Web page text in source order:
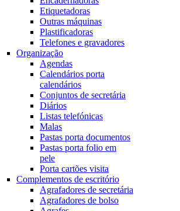
Etiquetadoras
Outras máquinas
Plastificadoras
Telefones e gravadores
Organização
Agendas
Calendários porta
calendários
Conjuntos de secretária
Diários
Listas telefónicas
Malas
Pastas porta documentos
Pastas porta folio em
pele
Porta cartões visita
Complementos de escritório
Agrafadores de secretária
Agrafadores de bolso